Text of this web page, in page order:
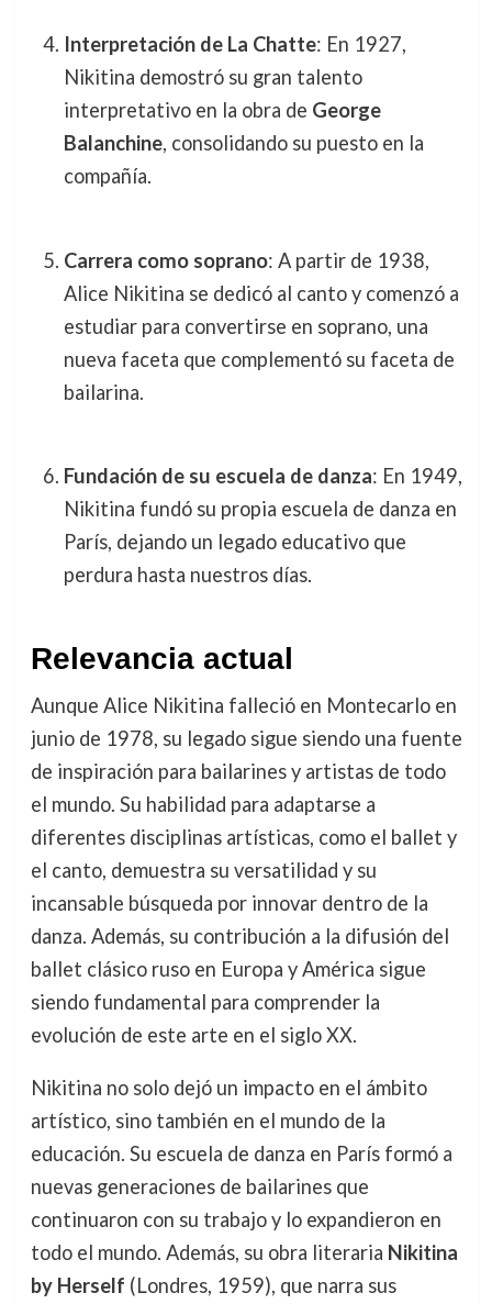
Interpretación de La Chatte: En 1927,
Nikitina demostró su gran talento
interpretativo en la obra de George
Balanchine, consolidando su puesto en la
compañía.
Carrera como soprano: A partir de 1938,
Alice Nikitina se dedicó al canto y comenzó a
estudiar para convertirse en soprano, una
nueva faceta que complementó su faceta de
bailarina.
Fundación de su escuela de danza: En 1949,
Nikitina fundó su propia escuela de danza en
París, dejando un legado educativo que
perdura hasta nuestros días.
Relevancia actual
Aunque Alice Nikitina falleció en Montecarlo en
junio de 1978, su legado sigue siendo una fuente
de inspiración para bailarines y artistas de todo
el mundo. Su habilidad para adaptarse a
diferentes disciplinas artísticas, como el ballet y
el canto, demuestra su versatilidad y su
incansable búsqueda por innovar dentro de la
danza. Además, su contribución a la difusión del
ballet clásico ruso en Europa y América sigue
siendo fundamental para comprender la
evolución de este arte en el siglo XX.
Nikitina no solo dejó un impacto en el ámbito
artístico, sino también en el mundo de la
educación. Su escuela de danza en París formó a
nuevas generaciones de bailarines que
continuaron con su trabajo y lo expandieron en
todo el mundo. Además, su obra literaria Nikitina
by Herself (Londres, 1959), que narra sus